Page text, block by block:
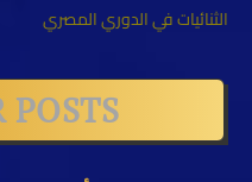
الثنائيات في الدوري المصري
POSTS